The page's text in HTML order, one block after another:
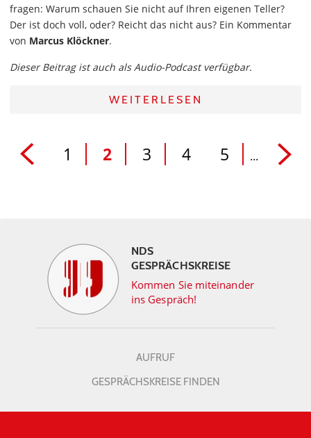
fragen: Warum schauen Sie nicht auf Ihren eigenen Teller?
Der ist doch voll, oder? Reicht das nicht aus? Ein Kommentar
von Marcus Klöckner.
Dieser Beitrag ist auch als Audio-Podcast verfügbar.
WEITERLESEN
1 2 3 4 5 ...
NDS
GESPRÄCHSKREISE
Kommen Sie miteinander
ins Gespräch!
AUFRUF
GESPRÄCHSKREISE FINDEN